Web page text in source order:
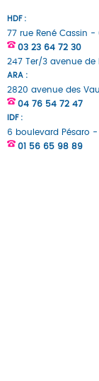
HDF :
77 rue René Cassin
03 23 64 72 30
247 Ter/3 avenue de
ARA :
2820 avenue des
04 76 54 72 47
IDF :
6 boulevard Pésaro
01 56 65 98 89